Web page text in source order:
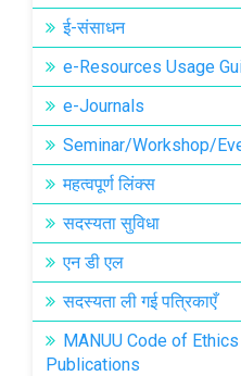
ई-संसाधन
e-Resources Usage
e-Journals
Seminar/Workshop/
महत्वपूर्ण लिंक्स
सदस्यता सुविधा
एन डी एल
सदस्यता ली गई पत्रिकाएँ
MANUU Code of
Publications